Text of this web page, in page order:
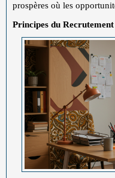
prospères où les
Principes du